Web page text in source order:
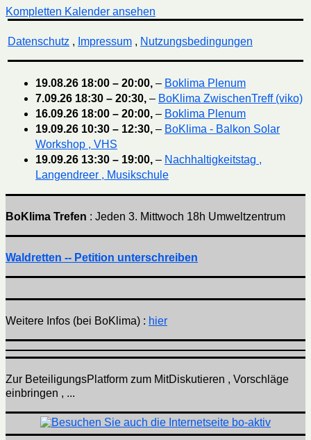
Kompletten Kalender ansehen
Datenschutz , Impressum, Nutzungsbedingungen
19.08.26 18:00 – 20:00, – Boklima Plenum
7.09.26 18:30 – 20:30, – BoKlima ZwischenTreff (viko)
16.09.26 18:00 – 20:00, – Boklima Plenum
19.09.26 10:30 – 12:30, – BoKlima - Balkon Solar
Workshop , VHS
19.09.26 13:30 – 19:00, – Nachhaltigkeitstag ,
Langendreer , Musikschule
BoKlima Trefen : Jeden 3. Mittwoch 18h Umweltzentrum
Waldretten -- Petition unterschreiben
Weitere Infos (bei BoKlima) : hier
Zur BeteiligungsPlatform zum MitDiskutieren , Vorschläge
einbringen , ...